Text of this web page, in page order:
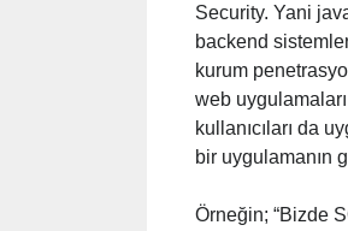
Security. Yani
backend
kurum
web
kullanıcıları da
bir uygulamanın
Örneğin; “Bizde